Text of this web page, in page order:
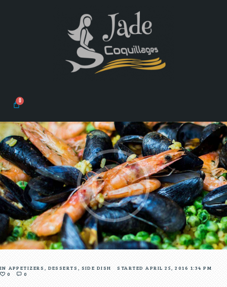
IN APPETIZERS , DESSERTS , SIDE DISH STARTEDAPRIL 25, 2016 1:34 PM
0
0